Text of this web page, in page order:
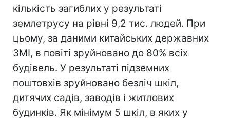
кількість загиблих у результаті
землетрусу на рівні 9,2 тис. людей. При
цьому, за даними китайських державних
ЗМІ, в повіті зруйновано до 80% всіх
будівель. У результаті підземних
поштовхів зруйновано безліч шкіл,
дитячих садів, заводів і житлових
будинків. Як мінімум 5 шкіл, в яких у